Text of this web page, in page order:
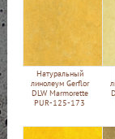
Натуральный
линолеум Gerflor
DLW Marmorette
PUR-125-173